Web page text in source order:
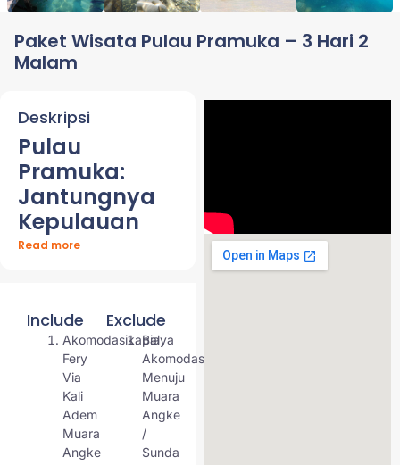
Paket Wisata Pulau Pramuka – 3 Hari 2
Malam
Deskripsi
Pulau
Pramuka:
Jantungnya
Kepulauan
Seribu yang
Pulau Pramuka bisa
dibilang pusat aktivitas
dan pemerintahan di
Kepulauan Seribu. Tapi
jangan bayangin
suasananya kayak kota
kecil yang sibuk, ya.
Read more
Include
Akomodasikapal
Fery
Via
Kali
Adem
Muara
Angke
Exclude
Biaya
Akomodasi
Menuju
Muara
Angke
/
Sunda